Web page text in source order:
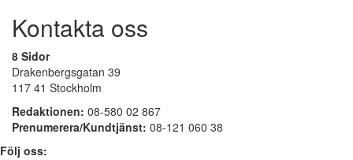
Kontakta oss
8 Sidor
Drakenbergsgatan 39
117 41 Stockholm
Redaktionen: 08-580 02 867
Prenumerera/Kundtjänst: 08-121 060 38
Följ oss: